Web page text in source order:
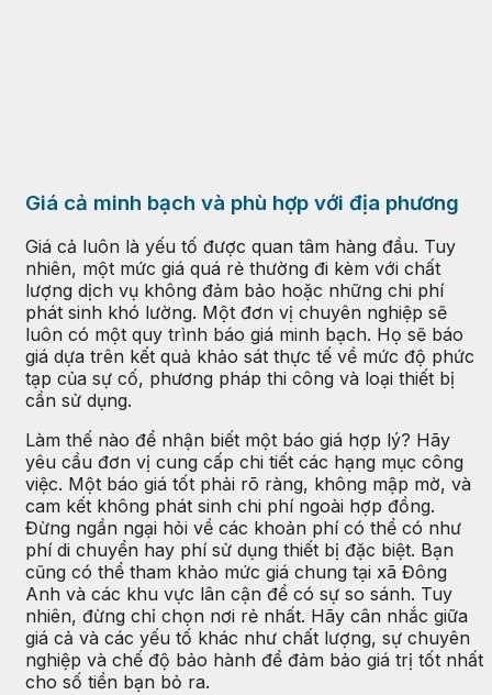
Giá cả minh bạch và phù hợp với địa phương
Giá cả luôn là yếu tố được quan tâm hàng đầu. Tuy
nhiên, một mức giá quá rẻ thường đi kèm với chất
lượng dịch vụ không đảm bảo hoặc những chi phí
phát sinh khó lường. Một đơn vị chuyên nghiệp sẽ
luôn có một quy trình báo giá minh bạch. Họ sẽ báo
giá dựa trên kết quả khảo sát thực tế về mức độ phức
tạp của sự cố, phương pháp thi công và loại thiết bị
cần sử dụng.
Làm thế nào để nhận biết một báo giá hợp lý? Hãy
yêu cầu đơn vị cung cấp chi tiết các hạng mục công
việc. Một báo giá tốt phải rõ ràng, không mập mờ, và
cam kết không phát sinh chi phí ngoài hợp đồng.
Đừng ngần ngại hỏi về các khoản phí có thể có như
phí di chuyển hay phí sử dụng thiết bị đặc biệt. Bạn
cũng có thể tham khảo mức giá chung tại xã Đông
Anh và các khu vực lân cận để có sự so sánh. Tuy
nhiên, đừng chỉ chọn nơi rẻ nhất. Hãy cân nhắc giữa
giá cả và các yếu tố khác như chất lượng, sự chuyên
nghiệp và chế độ bảo hành để đảm bảo giá trị tốt nhất
cho số tiền bạn bỏ ra.